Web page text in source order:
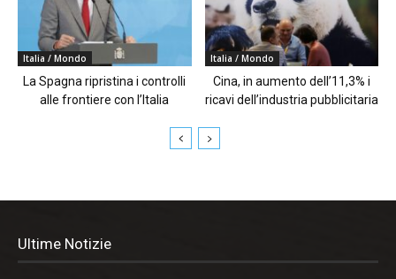
Italia / Mondo
La Spagna ripristina i controlli
alle frontiere con l’Italia
Italia / Mondo
Cina, in aumento dell’11,3% i
ricavi dell’industria pubblicitaria
Ultime Notizie